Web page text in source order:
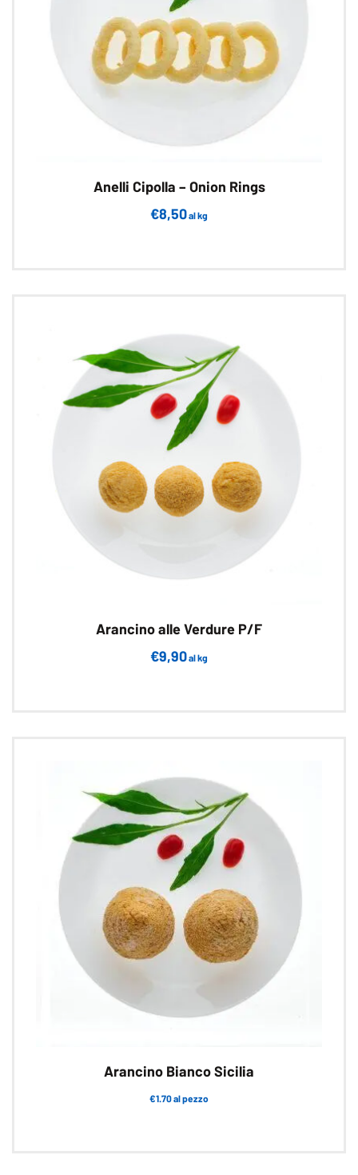
Anelli Cipolla – Onion Rings
€8,50al kg
Arancino alle Verdure P/F
€9,90al kg
Arancino Bianco Sicilia
€1.70 al pezzo